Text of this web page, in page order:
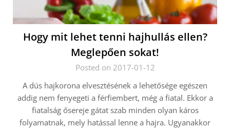
Hogy mit lehet tenni hajhullás ellen?
Meglepően sokat!
Posted on 2017-01-12
A dús hajkorona elvesztésének a lehetősége egészen
addig nem fenyegeti a férfiembert, még a fiatal. Ekkor a
fiatalság ősereje gátat szab minden olyan káros
folyamatnak, mely hatással lenne a hajra. Ugyanakkor